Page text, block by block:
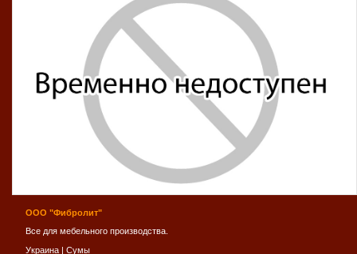
ООО "Фибролит"
Все для мебельного производства.
Украина | Сумы